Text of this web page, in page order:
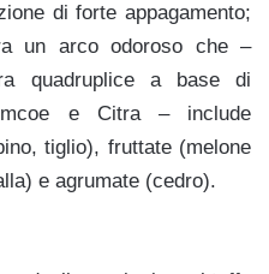
di forte appagamento;
un arco odoroso che –
quadruplice a base di
e Citra – include
tiglio), fruttate (melone
e agrumate (cedro).